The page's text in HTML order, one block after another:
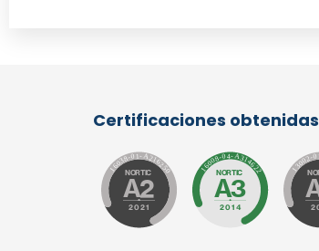
Certificaciones obtenidas